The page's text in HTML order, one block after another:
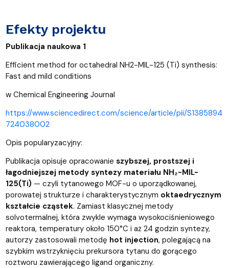
Efekty projektu
Publikacja naukowa 1
Efficient method for octahedral NH2-MIL-125 (Ti) synthesis:
Fast and mild conditions
w Chemical Engineering Journal
https://www.sciencedirect.com/science/article/pii/S1385894
724038002
Opis popularyzacyjny:
Publikacja opisuje opracowanie szybszej, prostszej i
łagodniejszej metody syntezy materiału NH₂-MIL-
125(Ti) — czyli tytanowego MOF-u o uporządkowanej,
porowatej strukturze i charakterystycznym oktaedrycznym
kształcie cząstek. Zamiast klasycznej metody
solvotermalnej, która zwykle wymaga wysokociśnieniowego
reaktora, temperatury około 150°C i aż 24 godzin syntezy,
autorzy zastosowali metodę hot injection, polegającą na
szybkim wstrzyknięciu prekursora tytanu do gorącego
roztworu zawierającego ligand organiczny.